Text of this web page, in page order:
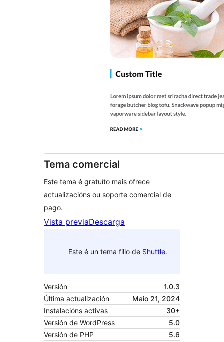
Tema comercial
Este tema é gratuíto mais ofrece
actualizacións ou soporte comercial de
pago.
Vista previaDescarga
Este é un tema fillo de Shuttle.
Versión
1.0.3
Última actualización
Maio 21, 2024
Instalacións activas
30+
Versión de WordPress
5.0
Versión de PHP
5.6